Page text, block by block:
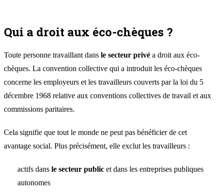
Qui a droit aux éco-chèques ?
Toute personne travaillant dans le secteur privé a droit aux éco-
chèques. La convention collective qui a introduit les éco-chèques
concerne les employeurs et les travailleurs couverts par la loi du 5
décembre 1968 relative aux conventions collectives de travail et aux
commissions paritaires.
Cela signifie que tout le monde ne peut pas bénéficier de cet
avantage social. Plus précisément, elle exclut les travailleurs :
actifs dans le secteur public et dans les entreprises publiques
autonomes